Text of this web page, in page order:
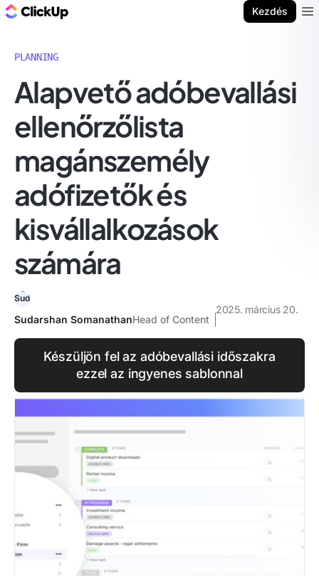
Kezdés
PLANNING
Alapvető adóbevallási
ellenőrzőlista
magánszemély
adófizetők és
kisvállalkozások
számára
Sudarshan SomanathanHead of Content
2025. március 20.
Készüljön fel az adóbevallási időszakra
ezzel az ingyenes sablonnal